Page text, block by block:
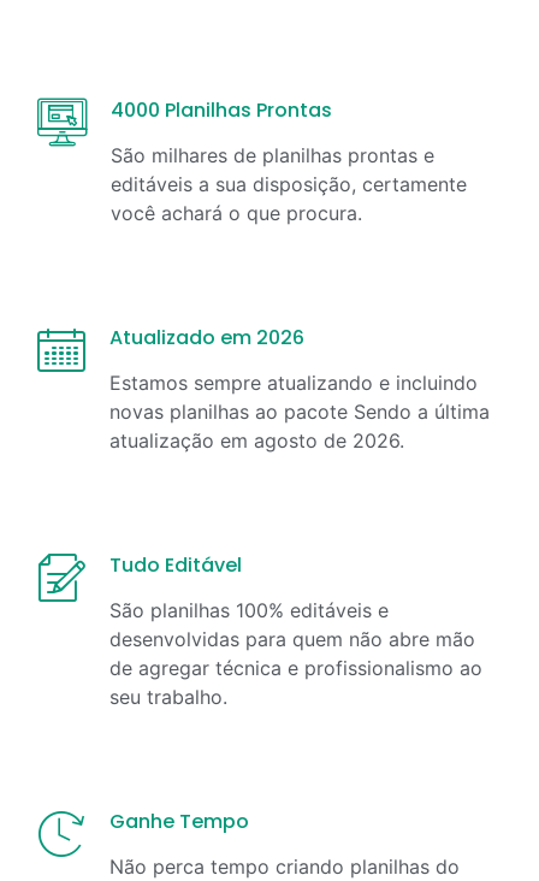
4000 Planilhas Prontas
São milhares de planilhas prontas e
editáveis a sua disposição, certamente
você achará o que procura.
Atualizado em 2026
Estamos sempre atualizando e incluindo
novas planilhas ao pacote Sendo a última
atualização em agosto de 2026.
Tudo Editável
São planilhas 100% editáveis e
desenvolvidas para quem não abre mão
de agregar técnica e profissionalismo ao
seu trabalho.
Ganhe Tempo
Não perca tempo criando planilhas do